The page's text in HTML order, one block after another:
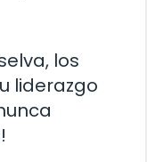
los
liderazgo